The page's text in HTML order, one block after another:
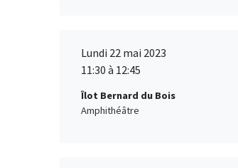
Lundi 22 mai 2023
11:30 à 12:45
Îlot Bernard du Bois
Amphithéâtre